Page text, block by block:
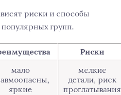
риски и способы
групп.
Риски
мало
яркие
мелкие
детали, риск
проглатывания